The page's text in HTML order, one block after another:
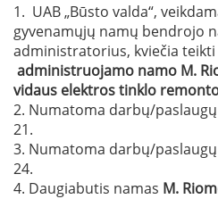
1. UAB „Būsto valda“,
gyvenamųjų namų bendrojo
administratorius, kviečia
administruojamo namo M.
vidaus elektros tinklo
2. Numatoma darbų/
21.
3. Numatoma darbų/
24.
4. Daugiabutis namas M.